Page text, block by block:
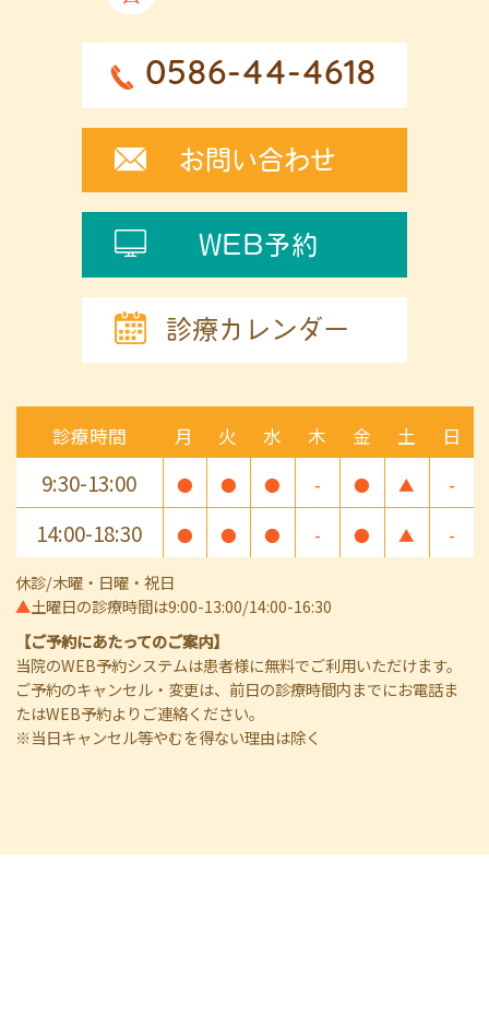
0586-44-4618
お問い合わせ
WEB予約
診療カレンダー
診療時間 月 火 水 木 金 土 日
9:30-13:00 ● ● ● - ● ▲ -
14:00-18:30 ● ● ● - ● ▲ -
休診/木曜・日曜・祝日
▲土曜日の診療時間は9:00-13:00/14:00-16:30
【ご予約にあたってのご案内】
当院のWEB予約システムは患者様に無料でご利用いただけます。
ご予約のキャンセル・変更は、前日の診療時間内までにお電話ま
たはWEB予約よりご連絡ください。
※当日キャンセル等やむを得ない理由は除く